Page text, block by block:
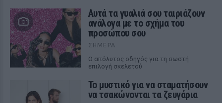
Αυτά τα γυαλιά σου ταιριάζουν
ανάλογα με το σχήμα του
προσώπου σου
ΣΉΜΕΡΑ
Ο απόλυτος οδηγός για τη σωστή
επιλογή σκελετού
Το μυστικό για να σταματήσουν
να τσακώνονται τα ζευγάρια